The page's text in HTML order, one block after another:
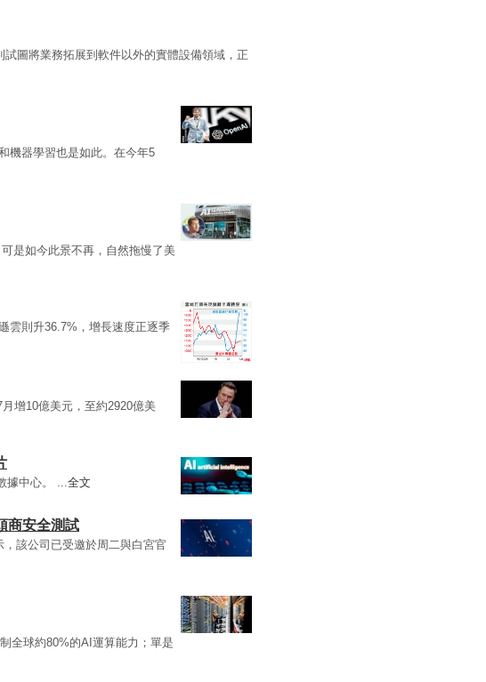
圖將業務拓展到軟件以外的實體設備領域，正
機器學習也是如此。在今年5
是如今此景不再，自然拖慢了美
雲則升36.7%，增長速度正逐季
增10億美元，至約2920億美
據中心。 ...全文
商安全測試
該公司已受邀於周二與白宮官
全球約80%的AI運算能力；單是